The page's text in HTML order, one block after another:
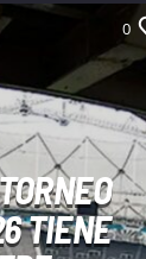
0
TIENE